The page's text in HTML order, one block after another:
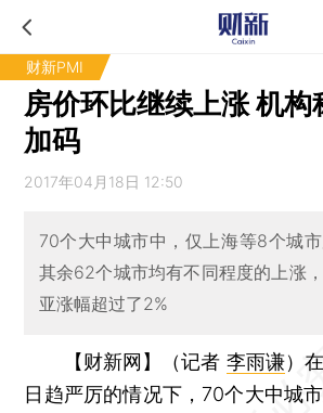
财新PMI
房价环比继续上涨 机构
加码
2017年04月18日 12:50
70个大中城市中，仅上海等8个城市
其余62个城市均有不同程度的上涨
亚涨幅超过了2%
【财新网】（记者 李雨谦）
日趋严厉的情况下，70个大中城